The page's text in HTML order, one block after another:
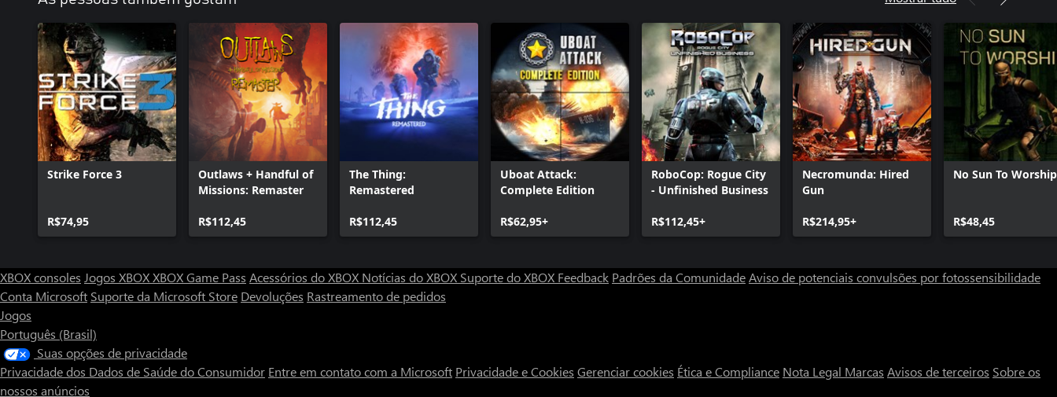
Strike Force 3
R$74,95
Outlaws + Handful of
Missions: Remaster
R$112,45
The Thing:
Remastered
R$112,45
Uboat Attack:
Complete Edition
R$62,95+
RoboCop: Rogue City
- Unfinished Business
R$112,45+
Necromunda: Hired
Gun
R$214,95+
No Sun To Worship
R$48,45
XBOX consoles Jogos XBOXXBOX Game Pass Acessórios do XBOX Notícias do XBOX Suporte do XBOX Feedback Padrões da ComunidadeAviso de potenciais convulsões por fotossensibilidade
Conta Microsoft Suporte da Microsoft Store Devoluções Rastreamento de pedidos
Jogos
Português (Brasil)
Suas opções de privacidade
Privacidade dos Dados de Saúde do Consumidor Entre em contato com a Microsoft Privacidade e Cookies Gerenciar cookies Ética e Compliance Nota Legal Marcas Avisos de terceiros Sobre os
nossos anúncios